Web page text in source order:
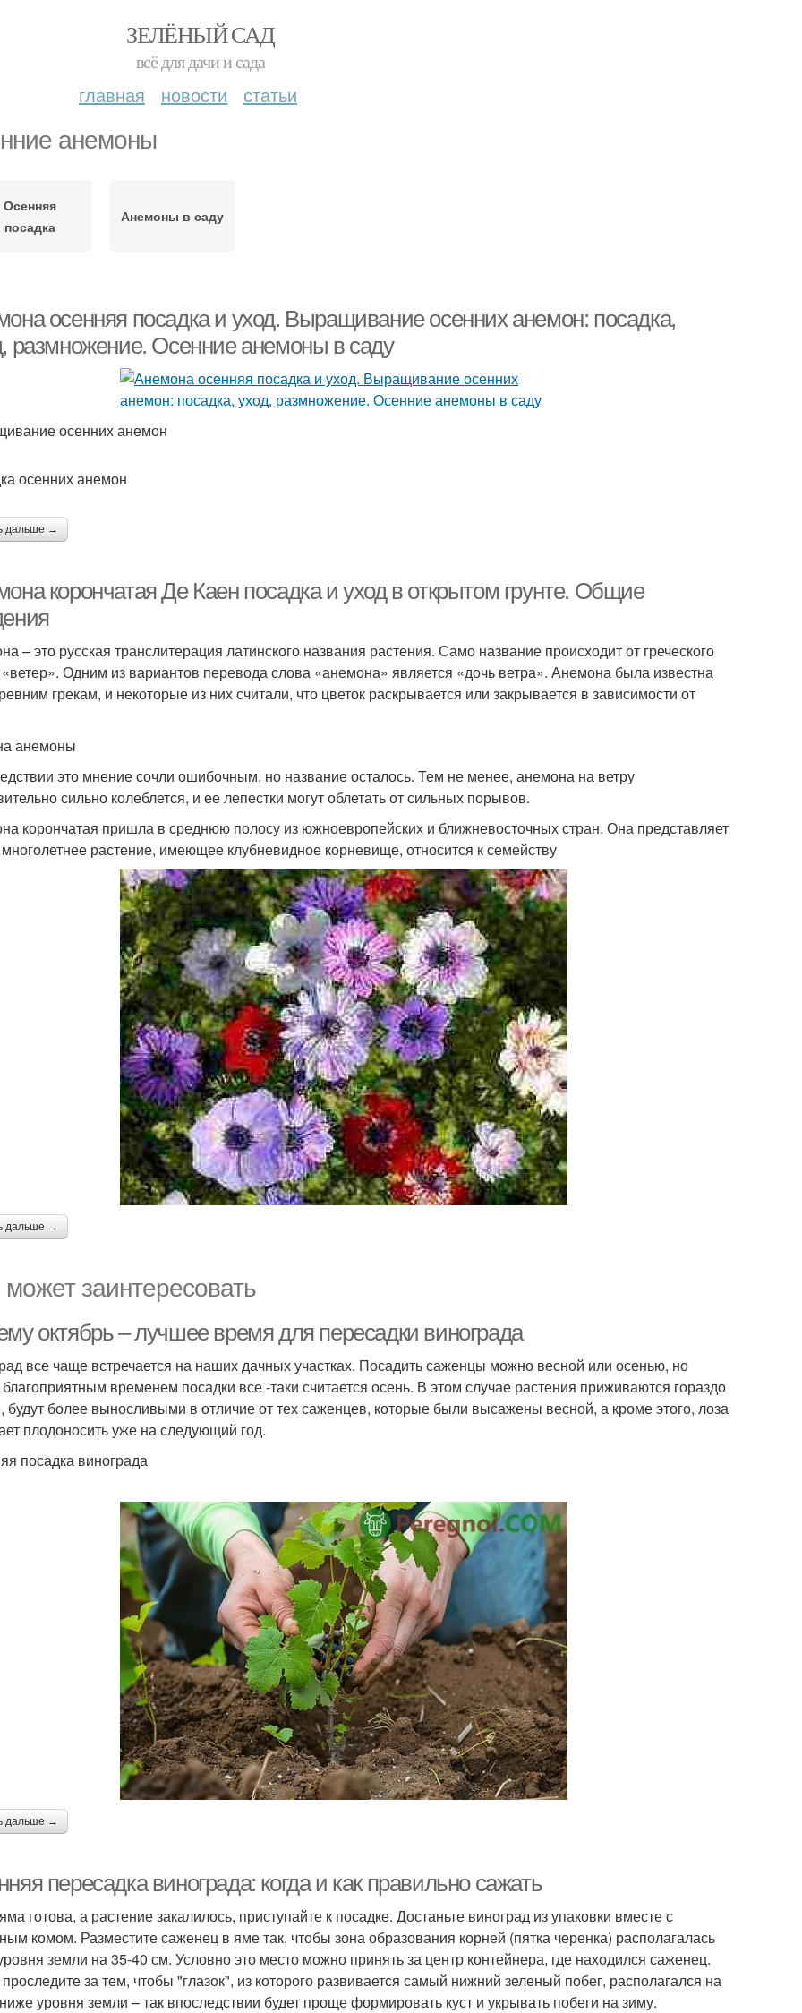
ЗЕЛЁНЫЙ САД
всё для дачи и сада
главная новости статьи
анемоны
Осенняя
посадка
Анемоны в саду
осенняя посадка и уход. Выращивание осенних анемон: посадка,
размножение. Осенние анемоны в саду
осенних анемон
осенних анемон
дальше →
корончатая Де Каен посадка и уход в открытом грунте. Общие
– это русская транслитерация латинского названия растения. Само название происходит от греческого
Одним из вариантов перевода слова «анемона» является «дочь ветра». Анемона была известна
грекам, и некоторые из них считали, что цветок раскрывается или закрывается в зависимости от
анемоны
это мнение сочли ошибочным, но название осталось. Тем не менее, анемона на ветру
сильно колеблется, и ее лепестки могут облетать от сильных порывов.
корончатая пришла в среднюю полосу из южноевропейских и ближневосточных стран. Она представляет
растение, имеющее клубневидное корневище, относится к семейству
дальше →
заинтересовать
октябрь – лучшее время для пересадки винограда
все чаще встречается на наших дачных участках. Посадить саженцы можно весной или осенью, но
временем посадки все -таки считается осень. В этом случае растения приживаются гораздо
будут более выносливыми в отличие от тех саженцев, которые были высажены весной, а кроме этого, лоза
плодоносить уже на следующий год.
посадка винограда
дальше →
пересадка винограда: когда и как правильно сажать
готова, а растение закалилось, приступайте к посадке. Достаньте виноград из упаковки вместе с
комом. Разместите саженец в яме так, чтобы зона образования корней (пятка черенка) располагалась
земли на 35-40 см. Условно это место можно принять за центр контейнера, где находился саженец.
за тем, чтобы "глазок", из которого развивается самый нижний зеленый побег, располагался на
уровня земли – так впоследствии будет проще формировать куст и укрывать побеги на зиму.